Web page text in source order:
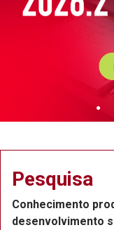
Extensão
Projetos de
Recife, com